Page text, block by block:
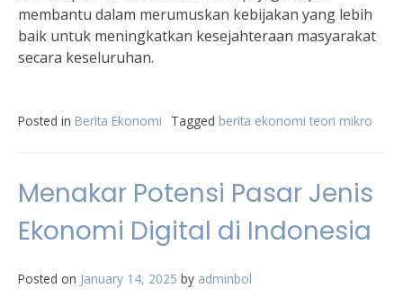
membantu dalam merumuskan kebijakan yang lebih
baik untuk meningkatkan kesejahteraan masyarakat
secara keseluruhan.
Posted in Berita Ekonomi Tagged berita ekonomi teori mikro
Menakar Potensi Pasar Jenis
Ekonomi Digital di Indonesia
Posted on January 14, 2025 by adminbol